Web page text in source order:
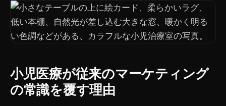
小児医療が従来のマーケティング
の常識を覆す理由